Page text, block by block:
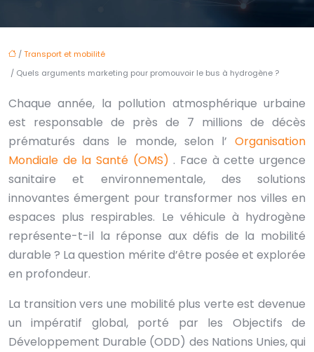
/Transport et mobilité
/ Quels arguments marketing pour promouvoir le bus à hydrogène ?
Chaque année, la pollution atmosphérique urbaine
est responsable de près de 7 millions de décès
prématurés dans le monde, selon l’ Organisation
Mondiale de la Santé (OMS) . Face à cette urgence
sanitaire et environnementale, des solutions
innovantes émergent pour transformer nos villes en
espaces plus respirables. Le véhicule à hydrogène
représente-t-il la réponse aux défis de la mobilité
durable ? La question mérite d’être posée et explorée
en profondeur.
La transition vers une mobilité plus verte est devenue
un impératif global, porté par les Objectifs de
Développement Durable (ODD) des Nations Unies, qui